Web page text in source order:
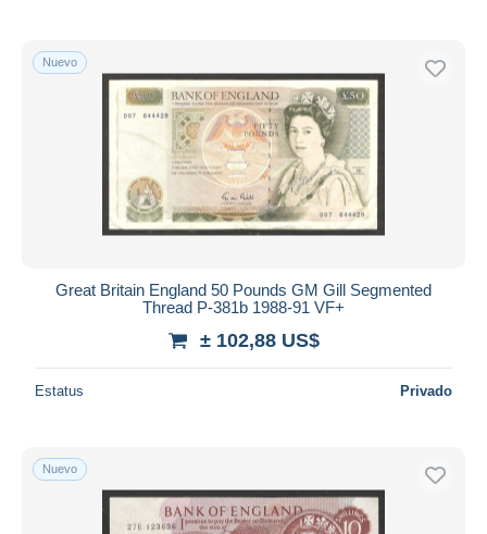
Nuevo
Great Britain England 50 Pounds GM Gill Segmented
Thread P-381b 1988-91 VF+
± 102,88 US$
Estatus Privado
Nuevo